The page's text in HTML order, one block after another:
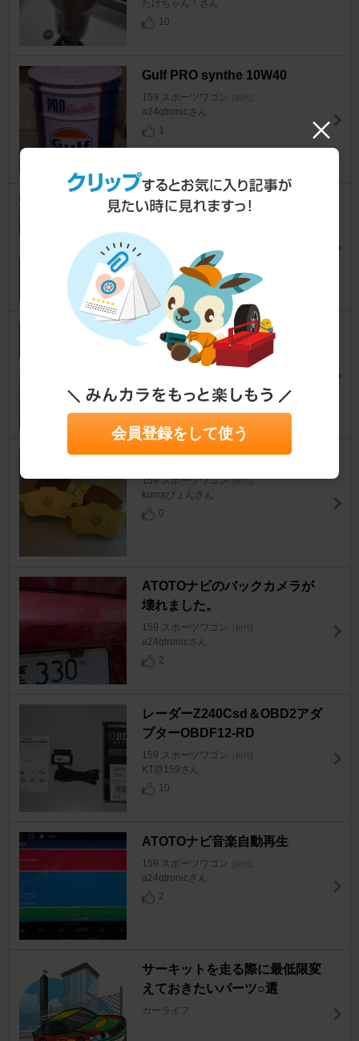
たけちゃん！さん
10
Gulf PRO synthe 10W40
159 スポーツワゴン
a24qtronicさん
1
KAiWEETS バッテリーテスタ
159 スポーツワゴン
a24qtronicさん
アルファロメオ(純正) Alfa166
純正ブレンボキャリパー
かっしー159さん
9
TEZZO CLEAN SPORTS
159 スポーツワゴン [初代]
kumaぴょんさん
0
ATOTOナビのバックカメラが
壊れました。
159 スポーツワゴン
a24qtronicさん
2
レーダーZ240Csd＆OBD2アダ
プターOBDF12-RD
159 スポーツワゴン
KT@159さん
10
ATOTOナビ音楽自動再生
159 スポーツワゴン
a24qtronicさん
2
サーキットを走る際に最低限変
えておきたいパーツ○選
カーライフ
会員登録をして使う